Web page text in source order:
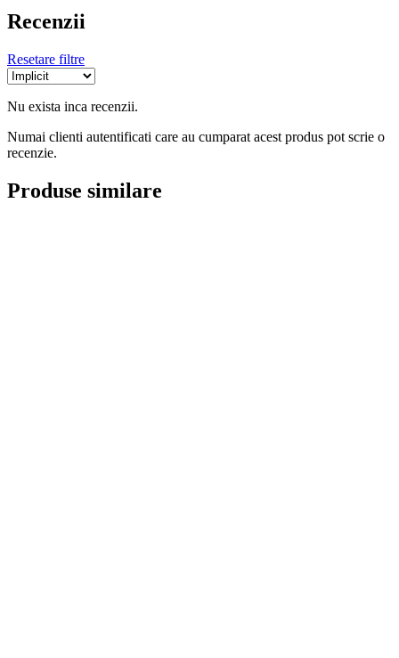
Recenzii
Resetare filtre
Nu exista inca recenzii.
Numai clienti autentificati care au cumparat acest produs pot scrie o
recenzie.
Produse similare